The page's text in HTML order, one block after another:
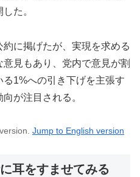
た。
に掲げたが、実現を求める
見もあり、党内で意見が割
1%への引き下げを主張す
が注目される。
Jump to English version
耳をすませてみる